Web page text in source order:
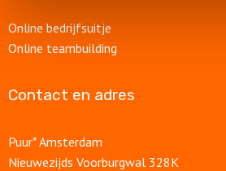
Online bedrijfsuitje
Online teambuilding
Contact en adres
Puur* Amsterdam
Nieuwezijds Voorburgwal 328K